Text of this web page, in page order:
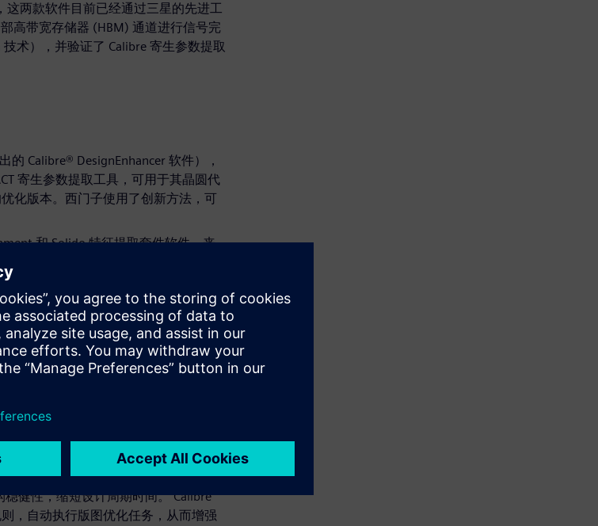
两款软件目前已经通过三星的先进工
高带宽存储器 (HBM) 通道进行信号完
术），并验证了 Calibre 寄生参数提取
Calibre® DesignEnhancer 软件），
寄生参数提取工具，可用于其晶圆代
化版本。西门子使用了创新方法，可
和 Solido 特征提取套件软件，来
量。
进工艺，实现 SPICE 精确应用。AFS
SF3P、SF2）的认证。AFS 目前还通过
这些认证，双方的共同客户能够使用西
进行开发。OMI是用于老化建模和
圆代工厂从 14nm 到 2nm 的工艺制
的数字实现。经过此项认证后，将
工艺节点的项目，且与西门子的
台的所有设计规则和功能。
健性，缩短设计周期时间。 Calibre
，自动执行版图优化任务，从而增强